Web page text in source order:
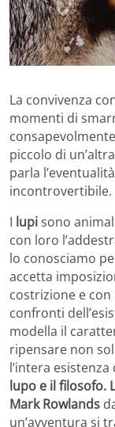
La convivenza
momenti di
piccolo di
parla
incontrovertibile.
I lupisono
con loro
lo conosciamo
accetta
costrizione e
confronti
modella il
ripensare non
l’intera esistenza
lupo e il filosofo.
Mark Rowlands
un’avventura si